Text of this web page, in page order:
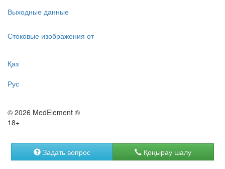
Выходные данные
Стоковые изображения от
Қаз
Рус
© 2026 MedElement ®
18+
Задать вопрос Қоңырау шалу